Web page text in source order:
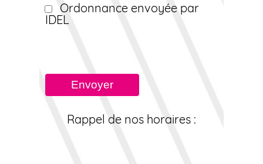
Ordonnance envoyée par
IDEL
Envoyer
Rappel de nos horaires :